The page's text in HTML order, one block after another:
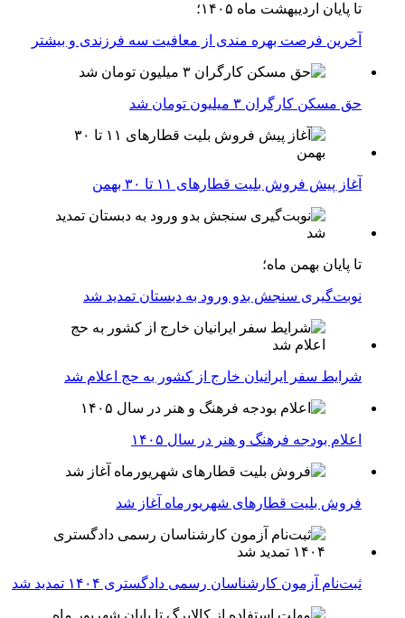
تا پایان اردیبهشت ماه ۱۴۰۵؛
آخرین فرصت بهره مندی از معافیت سه فرزندی و بیشتر
حق مسکن کارگران ۳ میلیون تومان شد
آغاز پیش فروش بلیت‌ قطارهای ۱۱ تا ۳۰ بهمن
تا پایان بهمن ماه؛
نوبت‌گیری سنجش بدو ورود به دبستان تمدید شد
شرایط سفر ایرانیان خارج از کشور به حج اعلام شد
اعلام بودجه فرهنگ و هنر در سال ۱۴۰۵
فروش بلیت قطارهای شهریورماه آغاز شد
ثبت‌نام آزمون کارشناسان رسمی دادگستری ۱۴۰۴ تمدید شد